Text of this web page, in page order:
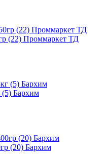
(22) Проммаркет ТД
(5) Бархим
(20) Бархим